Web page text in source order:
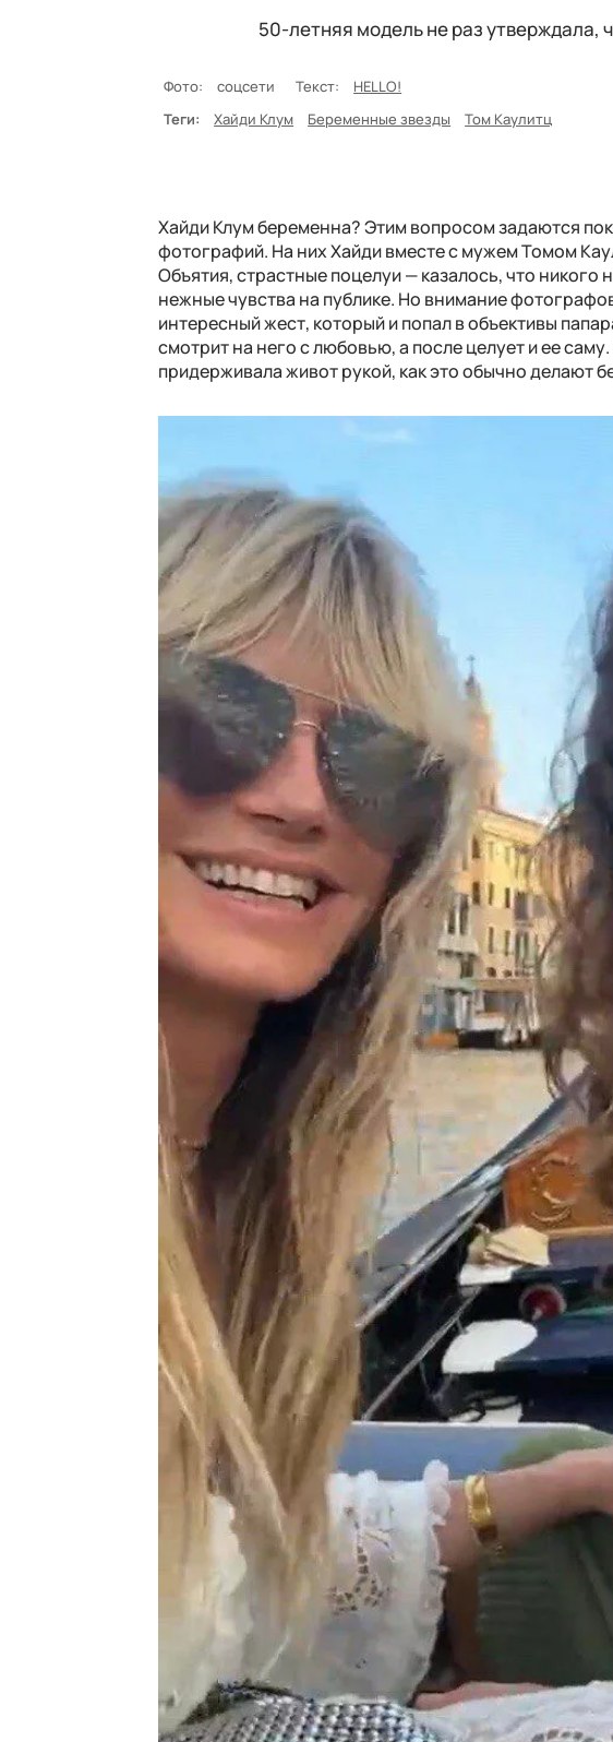
50-летняя модель не раз утверждала,
Фото: соцсети Текст: HELLO!
Теги:
Хайди Клум Беременные звезды Том Каулитц
Хайди Клум беременна? Этим вопросом задаются
фотографий. На них Хайди вместе с мужем Томом
Объятия, страстные поцелуи — казалось, что никого
нежные чувства на публике. Но внимание
интересный жест, который и попал в объективы
смотрит на него с любовью, а после целует и ее
придерживала живот рукой, как это обычно делают